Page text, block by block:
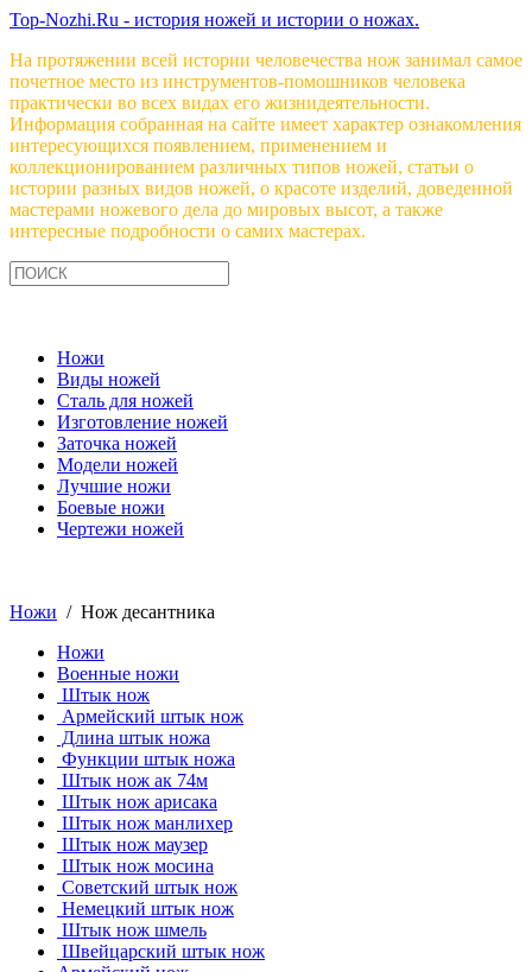
Top-Nozhi.Ru - история ножей и истории о ножах.
На протяжении всей истории человечества нож занимал самое
почетное место из инструментов-помошников человека
практически во всех видах его жизнидеятельности.
Информация собранная на сайте имеет характер ознакомления
интересующихся появлением, применением и
коллекционированием различных типов ножей, статьи о
истории разных видов ножей, о красоте изделий, доведенной
мастерами ножевого дела до мировых высот, а также
интересные подробности о самих мастерах.
Ножи
Виды ножей
Сталь для ножей
Изготовление ножей
Заточка ножей
Модели ножей
Лучшие ножи
Боевые ножи
Чертежи ножей
Ножи / Нож десантника
Ножи
Военные ножи
Штык нож
Армейский штык нож
Длина штык ножа
Функции штык ножа
Штык нож ак 74м
Штык нож арисака
Штык нож манлихер
Штык нож маузер
Штык нож мосина
Советский штык нож
Немецкий штык нож
Штык нож шмель
Швейцарский штык нож